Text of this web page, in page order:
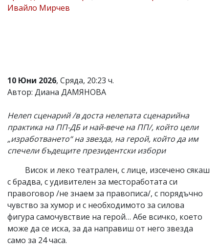
под
не
носи
отговорност
тях!
Ако
откриете
обиден
за
коментар,
моля
сигнализирайте
ни!
Ивайло Мирчев
10 Юни 2026, Сряда, 20:23 ч.
Автор: Диана ДАМЯНОВА
Нелеп сценарий /в доста нелепата сценарийна
практика на ПП-ДБ и най-вече на ПП/, който цели
„изработването“ на звезда, на герой, който да им
спечели бъдещите президентски избори
Висок и леко театрален, с лице, изсечено сякаш
с брадва, с удивителен за местоработата си
правоговор /не знаем за правописа/, с порядъчно
чувство за хумор и с необходимото за силова
фигура самочувствие на герой… Абе всичко, което
може да се иска, за да направиш от него звезда
само за 24 часа.